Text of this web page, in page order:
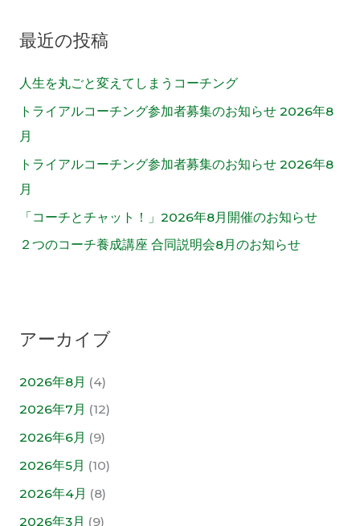
:最近の投稿
人生を丸ごと変えてしまうコーチング
トライアルコーチング参加者募集のお知らせ 2026年8
月
トライアルコーチング参加者募集のお知らせ 2026年8
月
「コーチとチャット！」2026年8月開催のお知らせ
２つのコーチ養成講座 合同説明会8月のお知らせ
アーカイブ
2026年8月 (4)
2026年7月 (12)
2026年6月 (9)
2026年5月 (10)
2026年4月 (8)
2026年3月 (9)